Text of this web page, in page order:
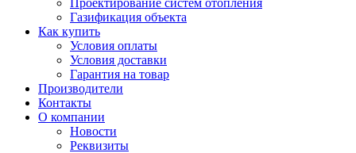
Проектирование систем отопления
Газификация объекта
Как купить
Условия оплаты
Условия доставки
Гарантия на товар
Производители
Контакты
О компании
Новости
Реквизиты